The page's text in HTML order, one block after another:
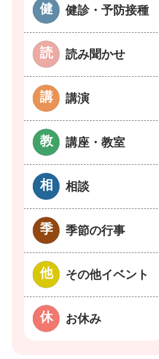
健診・予防接種
読み聞かせ
講演
講座・教室
相談
季節の行事
その他イベント
お休み